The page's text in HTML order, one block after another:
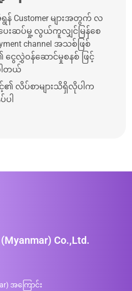
န် Customer များအတွက် လ
ေးဆပ်မှု့ လွယ်ကူလျှင်မြန်စေ
channel အသစ်ဖြစ်
ငွေလွှဲဝန်ဆောင်မှုစနစ် ဖြင့်
တယ်
င့်၏ လိပ်စာများသိရှိလိုပါက
ပါ
Co.,Ltd.
အကြောင်း